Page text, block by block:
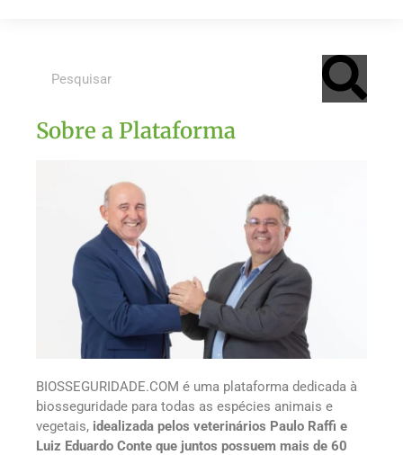
Sobre a Plataforma
BIOSSEGURIDADE.COM é uma plataforma dedicada à
biosseguridade para todas as espécies animais e
vegetais, idealizada pelos veterinários Paulo Raffi e
Luiz Eduardo Conte que juntos possuem mais de 60